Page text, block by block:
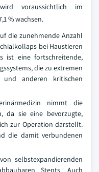
voraussichtlich im
% wachsen.
die zunehmende Anzahl
bei Haustieren
ist eine fortschreitende,
die zu extremen
anderen kritischen
nimmt die
da sie eine bevorzugte,
zur Operation darstellt.
die damit verbundenen
selbstexpandierenden
Stents. Auch